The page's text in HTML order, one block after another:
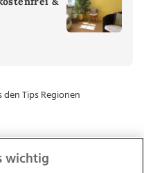
wichtig